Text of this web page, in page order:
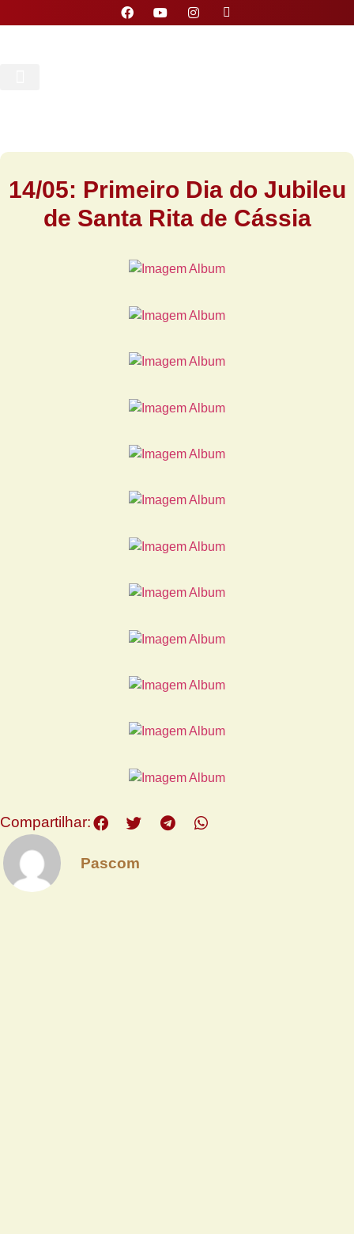
14/05: Primeiro Dia do Jubileu
de Santa Rita de Cássia
Compartilhar:
Pascom